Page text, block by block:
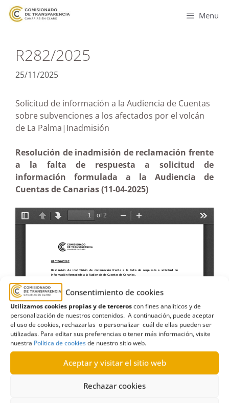
Consentimiento de cookies
Utilizamos cookies propias y de terceroscon fines analíticos y de
personalización de nuestros contenidos. A continuación, puede aceptar
el uso de cookies, rechazarlas o personalizar cuál de ellas pueden ser
utilizadas. Para editar sus preferencias o tener más información, visite
nuestra Política de cookiesde nuestro sitio web.
Aceptar y visitar el sitio web
Rechazar cookies
Menu
R282/2025
25/11/2025
Solicitud de información a la Audiencia de Cuentas
sobre subvenciones a los afectados por el volcán
de La Palma|Inadmisión
Resolución de inadmisión de reclamación frente
a la falta de respuesta a solicitud de
información formulada a la Audiencia de
Cuentas de Canarias (11-04-2025)